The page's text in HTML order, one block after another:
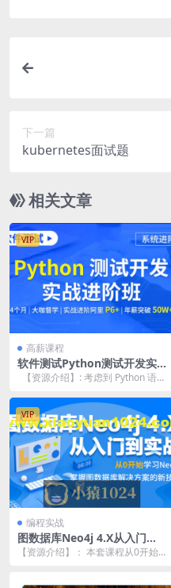
下一篇
kubernetes面试题
相关文章
VIP
高薪课程
软件测试Python测试开发实
战进阶班
【资源介绍】: 考虑到 Python 语言
VIP
编程实战
图数据库Neo4j 4.X从入门到
实战
【资源介绍】： 本套课程从0开始